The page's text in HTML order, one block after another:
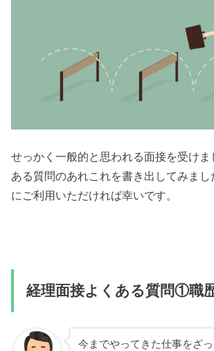
せっかく一般的と思われる面接を受けま
ある質問のあれこれを書き出してみま
にご利用いただければ幸いです。
経理面接よくある質問①職
今までやってきた仕事をざ